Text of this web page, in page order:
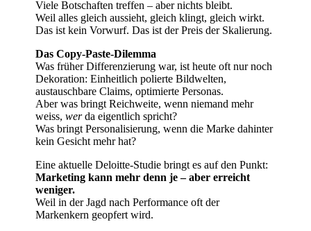
Viele Botschaften treffen – aber nichts bleibt.
Weil alles gleich aussieht, gleich klingt, gleich wirkt.
Das ist kein Vorwurf. Das ist der Preis der Skalierung.
Das Copy-Paste-Dilemma
Was früher Differenzierung war, ist heute oft nur noch
Dekoration: Einheitlich polierte Bildwelten,
austauschbare Claims, optimierte Personas.
Aber was bringt Reichweite, wenn niemand mehr
weiss,werda eigentlich spricht?
Was bringt Personalisierung, wenn die Marke dahinter
kein Gesicht mehr hat?
Eine aktuelle Deloitte-Studie bringt es auf den Punkt:
Marketing kann mehr denn je – aber erreicht
weniger.
Weil in der Jagd nach Performance oft der
Markenkern geopfert wird.